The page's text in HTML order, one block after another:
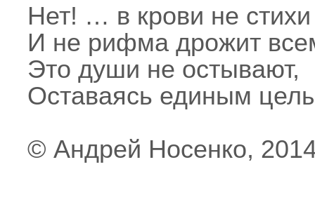
Нет! … в крови не стихи
И не рифма дрожит
Это души не остывают,
Оставаясь единым
© Андрей Носенко,